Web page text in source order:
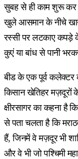
सुबह से ही काम शुरू कर
खुले आसमान के नीचे
रस्सी पर लटकाए कपड़े
कुएं या बांध से पानी
बीड के एक पूर्व कलेक्टर
किसान खेतिहर मज़दूरों
क्षीरसागर का कहना है
से पता चलता है कि
हैं, जिनमें वे मज़दूर भी
और वे भी जो पश्चिमी